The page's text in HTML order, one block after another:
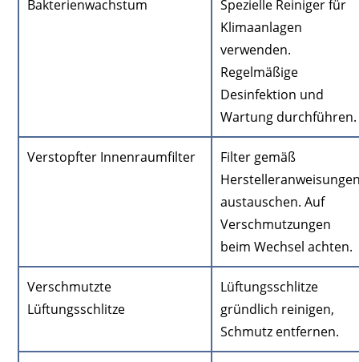
Bakterienwachstum
Spezielle Reiniger für
Klimaanlagen
verwenden.
Regelmäßige
Desinfektion und
Wartung durchführen.
Verstopfter Innenraumfilter
Filter gemäß
austauschen. Auf
Verschmutzungen
beim Wechsel achten.
Verschmutzte
Lüftungsschlitze
Lüftungsschlitze
gründlich reinigen,
Schmutz entfernen.